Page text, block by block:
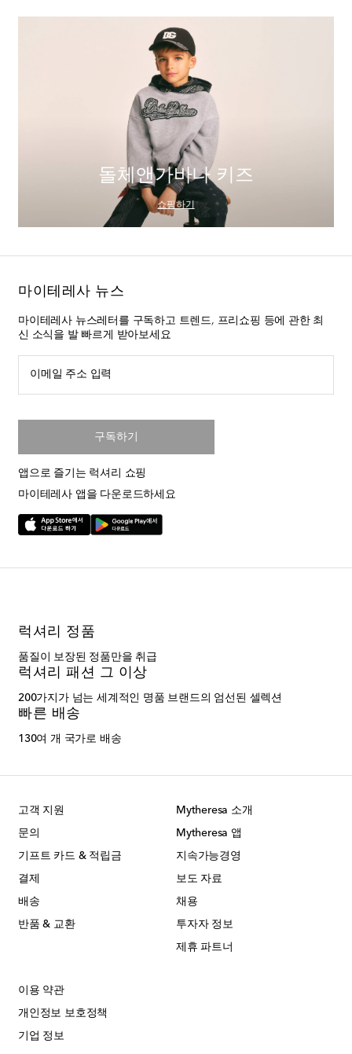
돌체앤가바나 키즈
쇼핑하기
마이테레사 뉴스
마이테레사 뉴스레터를 구독하고 트렌드, 프리쇼핑 등에 관한 최
신 소식을 발 빠르게 받아보세요
이메일 주소 입력
구독하기
앱으로 즐기는 럭셔리 쇼핑
마이테레사 앱을 다운로드하세요
럭셔리 정품
품질이 보장된 정품만을 취급
럭셔리 패션 그 이상
200가지가 넘는 세계적인 명품 브랜드의 엄선된 셀렉션
빠른 배송
130여 개 국가로 배송
고객 지원
문의
기프트 카드 & 적립금
결제
배송
반품 & 교환
Mytheresa 소개
Mytheresa 앱
지속가능경영
보도 자료
채용
투자자 정보
제휴 파트너
이용 약관
개인정보 보호정책
기업 정보